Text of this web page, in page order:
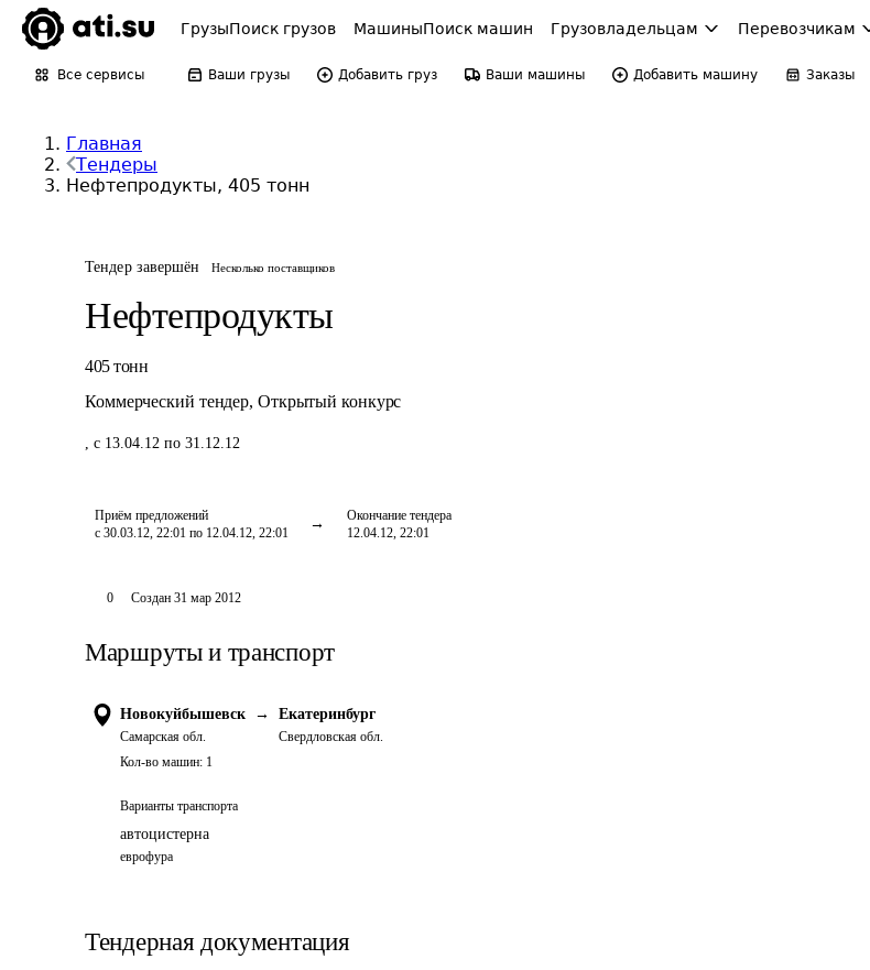
ГрузыПоиск грузов МашиныПоиск машин Грузовладельцам Перевозчикам
Все сервисы Ваши грузы Добавить груз Ваши машины Добавить машину Заказы
Главная
Тендеры
Нефтепродукты, 405 тонн
Тендер завершён Несколько поставщиков
Нефтепродукты
405 тонн
Коммерческий тендер, Открытый конкурс
, с 13.04.12 по 31.12.12
Приём предложений
с 30.03.12, 22:01 по 12.04.12, 22:01
Окончание тендера
12.04.12, 22:01
0 Создан 31 мар 2012
Маршруты и транспорт
Новокуйбышевск →
Самарская обл.
Екатеринбург
Свердловская обл.
Кол-во машин: 1
Варианты транспорта
автоцистерна
еврофура
Тендерная документация